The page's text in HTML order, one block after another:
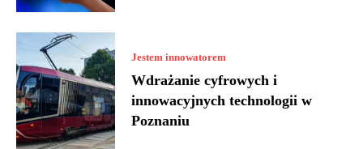
Jestem innowatorem
Wdrażanie cyfrowych i
innowacyjnych technologii w
Poznaniu